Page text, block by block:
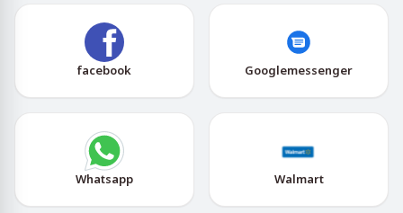
facebook Googlemessenger
Whatsapp Walmart